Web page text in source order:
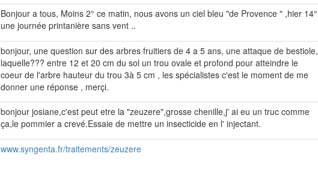
Bonjour a tous, Moins 2° ce matin, nous avons un ciel bleu "de Provence " ,hier 14°
une journée printanière sans vent ..
bonjour, une question sur des arbres fruitiers de 4 a 5 ans, une attaque de bestiole,
laquelle??? entre 12 et 20 cm du sol un trou ovale et profond pour atteindre le
coeur de l'arbre hauteur du trou 3à 5 cm , les spécialistes c'est le moment de me
donner une réponse , merçi.
bonjour josiane,c'est peut etre la "zeuzere",grosse chenille,j' ai eu un truc comme
ça,le pommier a crevé.Essaie de mettre un insecticide en l' injectant.
www.syngenta.fr/traitements/zeuzere